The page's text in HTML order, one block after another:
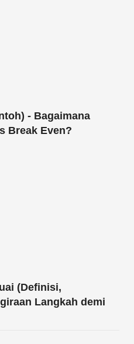
- Bagaimana
Break Even?
(Definisi,
Langkah demi